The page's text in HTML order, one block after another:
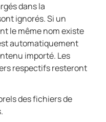
dans la
ignorés. Si un
le même nom existe
automatiquement
importé. Les
respectifs resteront
des fichiers de